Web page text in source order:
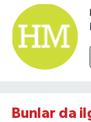
Bunlar da